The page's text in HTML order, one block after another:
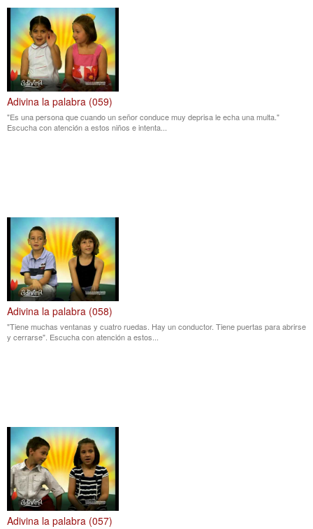
Adivina la palabra (059)
"Es una persona que cuando un señor conduce muy deprisa le echa una multa."
Escucha con atención a estos niños e intenta...
Adivina la palabra (058)
"Tiene muchas ventanas y cuatro ruedas. Hay un conductor. Tiene puertas para abrirse
y cerrarse". Escucha con atención a estos...
Adivina la palabra (057)